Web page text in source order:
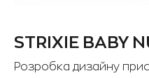
STRIXIE BABY
Розробка дизайну